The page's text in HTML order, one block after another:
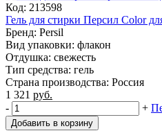
Код: 213598
Гель для стирки Персил Color
Бренд: Persil
Вид упаковки: флакон
Отдушка: свежесть
Тип средства: гель
Страна производства: Россия
1 321 руб.
-
+
Добавить в корзину